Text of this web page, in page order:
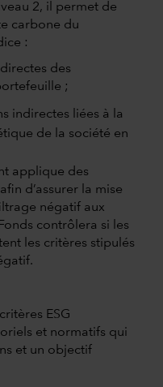
2, il permet de
carbone du
:
des
;
indirectes liées à la
de la société en
applique des
d’assurer la mise
négatif aux
contrôlera si les
les critères stipulés
ESG
et normatifs qui
et un objectif